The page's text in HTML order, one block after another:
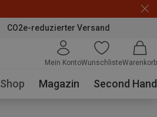
CO2e-reduzierter Versand
Mein KontoWunschlisteWarenkorb
Shop Magazin Second Hand